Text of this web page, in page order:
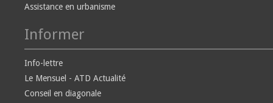
Assistance en urbanisme
Informer
Info-lettre
Le Mensuel - ATD Actualité
Conseil en diagonale